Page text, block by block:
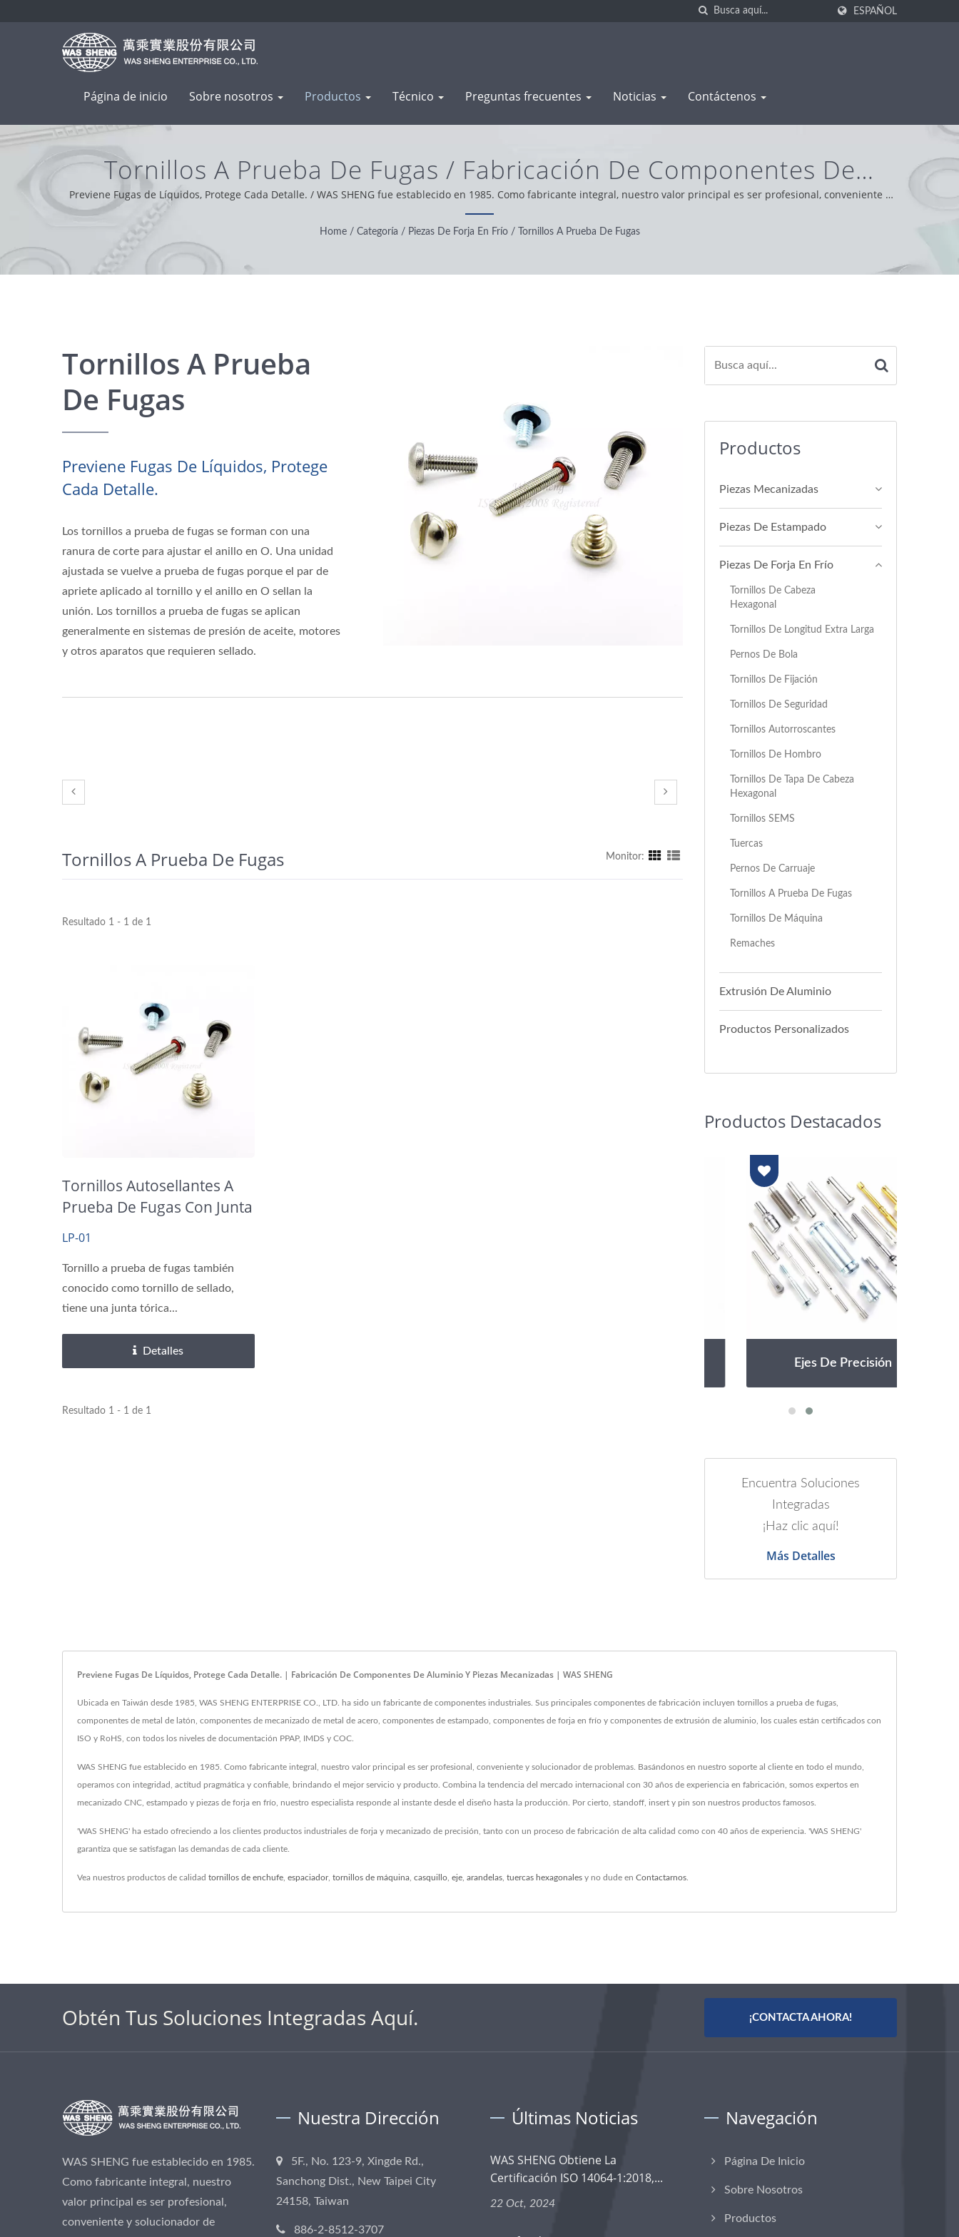
ESPAÑOL
Página de inicio Sobre nosotros Productos Técnico Preguntas frecuentes Noticias Contáctenos
Tornillos A Prueba De Fugas / Fabricación De Componentes De
Aluminio Y Piezas Mecanizadas | WAS SHENG
Previene Fugas de Líquidos, Protege Cada Detalle. / WAS SHENG fue establecido en 1985. Como fabricante integral, nuestro valor principal es ser profesional, conveniente y
solucionador de problemas. Basados en el apoyo de nuestros clientes en todo el mundo, operamos con integridad, actitud pragmática y confiable, brindando el mejor servicio
y producto.
Home / Categoría / Piezas De Forja En Frío / Tornillos A Prueba De Fugas
Tornillos A Prueba
De Fugas
Previene Fugas De Líquidos, Protege
Cada Detalle.
Los tornillos a prueba de fugas se forman con una
ranura de corte para ajustar el anillo en O. Una unidad
ajustada se vuelve a prueba de fugas porque el par de
apriete aplicado al tornillo y el anillo en O sellan la
unión. Los tornillos a prueba de fugas se aplican
generalmente en sistemas de presión de aceite, motores
y otros aparatos que requieren sellado.
Tornillos A Prueba De Fugas Monitor:
Resultado 1 - 1 de 1
Tornillos Autosellantes A
Prueba De Fugas Con Junta
Tórica De Goma
LP-01
Tornillo a prueba de fugas también
conocido como tornillo de sellado,
tiene una junta tórica...
Detalles
Resultado 1 - 1 de 1
Productos
Piezas Mecanizadas
Piezas De Estampado
Piezas De Forja En Frío
Tornillos De Cabeza
Hexagonal
Tornillos De Longitud Extra Larga
Pernos De Bola
Tornillos De Fijación
Tornillos De Seguridad
Tornillos Autorroscantes
Tornillos De Hombro
Tornillos De Tapa De Cabeza
Hexagonal
Tornillos SEMS
Tuercas
Pernos De Carruaje
Tornillos A Prueba De Fugas
Tornillos De Máquina
Remaches
Extrusión De Aluminio
Productos Personalizados
Productos Destacados
Ejes De Precisión
Encuentra Soluciones
Integradas
¡Haz clic aquí!
Más Detalles
Previene Fugas De Líquidos, Protege Cada Detalle. | Fabricación De Componentes De Aluminio Y Piezas Mecanizadas | WAS SHENG
Ubicada en Taiwán desde 1985, WAS SHENG ENTERPRISE CO., LTD. ha sido un fabricante de componentes industriales. Sus principales componentes de fabricación incluyen tornillos a prueba de fugas,
componentes de metal de latón, componentes de mecanizado de metal de acero, componentes de estampado, componentes de forja en frío y componentes de extrusión de aluminio, los cuales están certificados con
ISO y RoHS, con todos los niveles de documentación PPAP, IMDS y COC.
WAS SHENG fue establecido en 1985. Como fabricante integral, nuestro valor principal es ser profesional, conveniente y solucionador de problemas. Basándonos en nuestro soporte al cliente en todo el mundo,
operamos con integridad, actitud pragmática y confiable, brindando el mejor servicio y producto. Combina la tendencia del mercado internacional con 30 años de experiencia en fabricación, somos expertos en
mecanizado CNC, estampado y piezas de forja en frío, nuestro especialista responde al instante desde el diseño hasta la producción. Por cierto, standoff, insert y pin son nuestros productos famosos.
'WAS SHENG' ha estado ofreciendo a los clientes productos industriales de forja y mecanizado de precisión, tanto con un proceso de fabricación de alta calidad como con 40 años de experiencia. 'WAS SHENG'
garantiza que se satisfagan las demandas de cada cliente.
Vea nuestros productos de calidad tornillos de enchufe espaciador, tornillos de máquina casquillo eje arandelas tuercas hexagonales y no dude en Contactarnos
Obtén Tus Soluciones Integradas Aquí. ¡CONTACTA AHORA!
WAS SHENG fue establecido en 1985.
Como fabricante integral, nuestro
valor principal es ser profesional,
conveniente y solucionador de
Nuestra Dirección
5F., No. 123-9, Xingde Rd.,
Sanchong Dist., New Taipei City
24158, Taiwan
886-2-8512-3707
Últimas Noticias
WAS SHENG Obtiene La
Certificación ISO 14064-1:2018,...
22 Oct, 2024
Navegación
Página De Inicio
Sobre Nosotros
Productos